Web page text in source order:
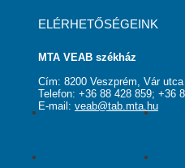
Év Kutatója 2016
ELÉRHETŐSÉGEINK
MTA VEAB székház
Cím: 8200 Veszprém, Vár utca
Telefon: +36 88 428 859; +36
E-mail: veab@tab.mta.hu